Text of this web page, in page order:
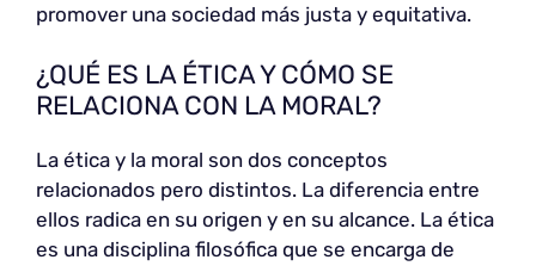
promover una sociedad más justa y equitativa.
¿QUÉ ES LA ÉTICA Y CÓMO SE
RELACIONA CON LA MORAL?
La ética y la moral son dos conceptos
relacionados pero distintos. La diferencia entre
ellos radica en su origen y en su alcance. La ética
es una disciplina filosófica que se encarga de